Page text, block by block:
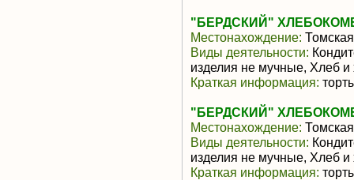
"БЕРДСКИЙ"
Местонахождение:
Виды деятельности:
изделия не мучные, Хлеб
Краткая информация:
"БЕРДСКИЙ"
Местонахождение:
Виды деятельности:
изделия не мучные, Хлеб
Краткая информация: